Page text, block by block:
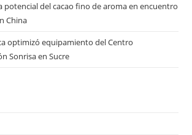
potencial del cacao fino de aroma en encuentro
China
optimizó equipamiento del Centro
Sonrisa en Sucre